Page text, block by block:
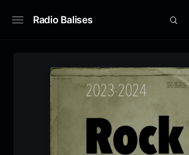
Radio Balises